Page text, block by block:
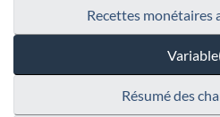
Recettes monétaires
Résumé des